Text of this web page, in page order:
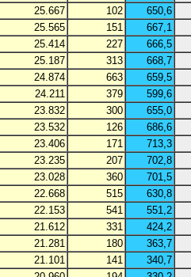
25.667 102
650,6
25.565 151
667,1
25.414 227
666,5
25.187 313
668,7
24.874 663
659,5
24.211 379
599,6
23.832 300
655,0
23.532 126
686,6
23.406 171
713,3
23.235 207
702,8
23.028 360
701,5
22.668 515
630,8
22.153 541
551,2
21.612 331
424,2
21.281 180
363,7
21.101 141
340,7